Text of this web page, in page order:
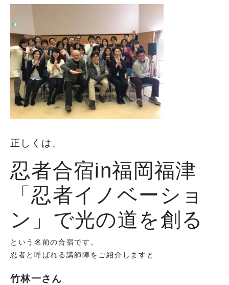
正しくは、
忍者合宿in福岡福津
「忍者イノベーショ
ン」で光の道を創る
という名前の合宿です。
忍者と呼ばれる講師陣をご紹介しますと
竹林一さん